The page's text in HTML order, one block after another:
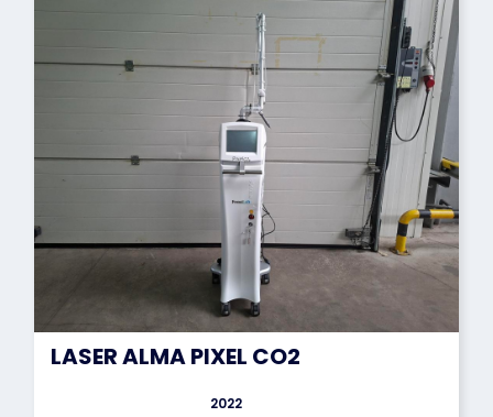
LASER ALMA PIXEL CO2
2022